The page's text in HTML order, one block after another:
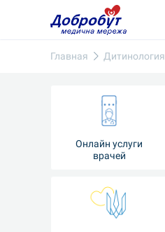
Главная Дитинология
Онлайн услуги
врачей